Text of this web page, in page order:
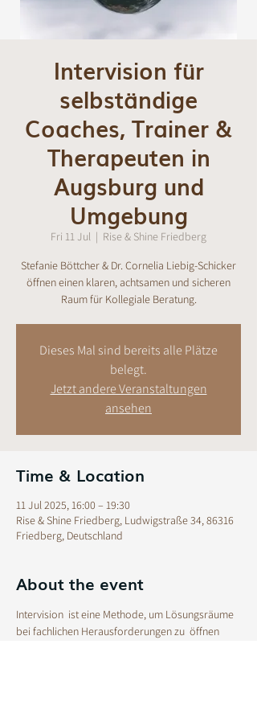
Intervision für
selbständige
Coaches, Trainer &
Therapeuten in
Augsburg und
Umgebung
Fri 11 Jul
  |
Rise & Shine Friedberg
Stefanie Böttcher & Dr. Cornelia Liebig-Schicker
öffnen einen klaren, achtsamen und sicheren
Raum für Kollegiale Beratung.
Dieses Mal sind bereits alle Plätze
belegt.
Jetzt andere Veranstaltungen
ansehen
Time & Location
11 Jul 2025, 16:00 – 19:30
Rise & Shine Friedberg, Ludwigstraße 34, 86316
Friedberg, Deutschland
About the event
Intervision  ist eine Methode, um Lösungsräume
bei fachlichen Herausforderungen zu  öffnen